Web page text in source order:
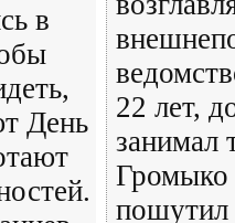
в
День
22 лет,
занимал
Громыко
пошутил